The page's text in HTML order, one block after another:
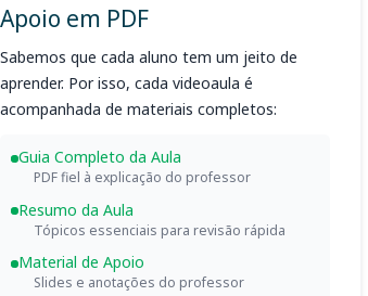
Apoio em PDF
Sabemos que cada aluno tem um jeito de
aprender. Por isso, cada videoaula é
acompanhada de materiais completos:
Guia Completo da Aula
PDF fiel à explicação do professor
Resumo da Aula
Tópicos essenciais para revisão rápida
Material de Apoio
Slides e anotações do professor